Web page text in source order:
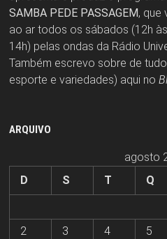
SAMBA PEDE PASSAGEM, que
ao ar todos os sábados (12h às
14h) pelas ondas da Rádio
Também escrevo sobre de
esporte e variedades) aqui no
ARQUIVO
agosto
D
S T Q
2
3 4 5